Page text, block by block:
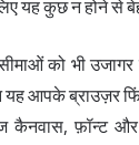
यह कुछ न होने से
को भी
आपके ब्राउज़र
कैनवास, फ़ॉन्ट